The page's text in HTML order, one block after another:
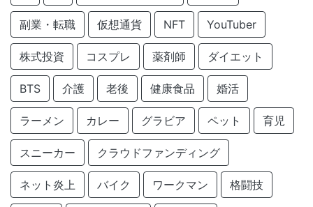
副業・転職 仮想通貨 NFT YouTuber
株式投資 コスプレ 薬剤師 ダイエット
BTS 介護 老後 健康食品 婚活
ラーメン カレー グラビア ペット 育児
スニーカー クラウドファンディング
ネット炎上 バイク ワークマン 格闘技